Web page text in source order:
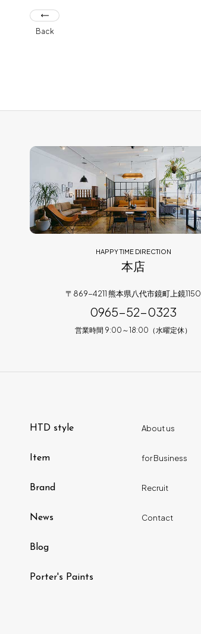
Back
HAPPY TIME DIRECTION
本店
〒869-4211 熊本県八代市鏡町上鏡1150
0965-52-0323
営業時間 9:00～18:00（水曜定休）
HTD style
Item
Brand
News
Blog
Porter's Paints
About us
for Business
Recruit
Contact